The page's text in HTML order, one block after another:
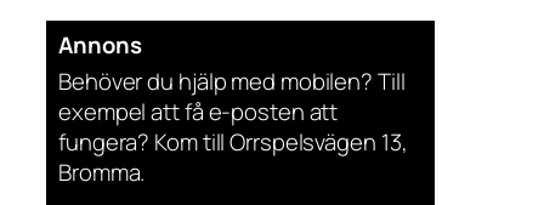
Annons
Behöver du hjälp med mobilen? Till
exempel att få e-posten att
fungera? Kom till Orrspelsvägen 13,
Bromma.